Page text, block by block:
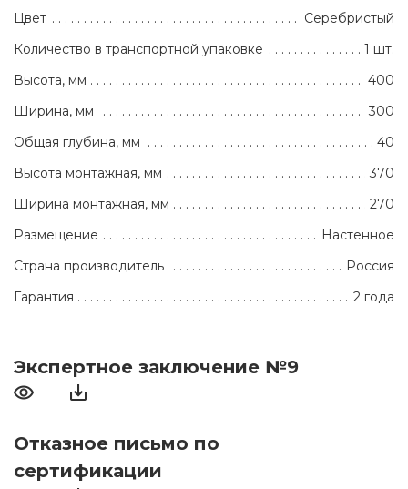
Цвет
Серебристый
Количество в транспортной упаковке
1 шт.
Высота, мм
400
Ширина, мм
300
Общая глубина, мм
40
Высота монтажная, мм
370
Ширина монтажная, мм
270
Размещение
Настенное
Страна производитель
Россия
Гарантия
2 года
Экспертное заключение №9
Отказное письмо по
сертификации